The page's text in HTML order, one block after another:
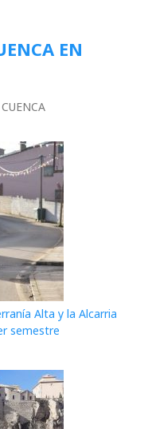
EN
Alta y la Alcarria
semestre